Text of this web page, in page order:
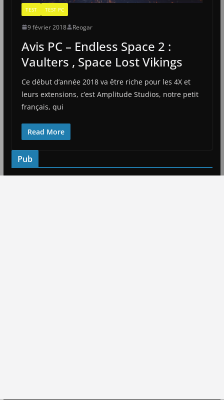
TEST TEST PC
9 février 2018 Reogar
Avis PC – Endless Space 2 :
Vaulters , Space Lost Vikings
Ce début d’année 2018 va être riche pour les 4X et
leurs extensions, c’est Amplitude Studios, notre petit
français, qui
Read More
Pub